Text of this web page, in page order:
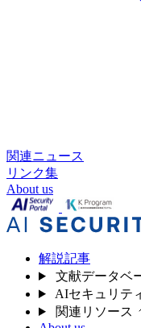
関連ニュース
リンク集
About us
解説記事
文献データベ
AIセキュリテ
関連リソース